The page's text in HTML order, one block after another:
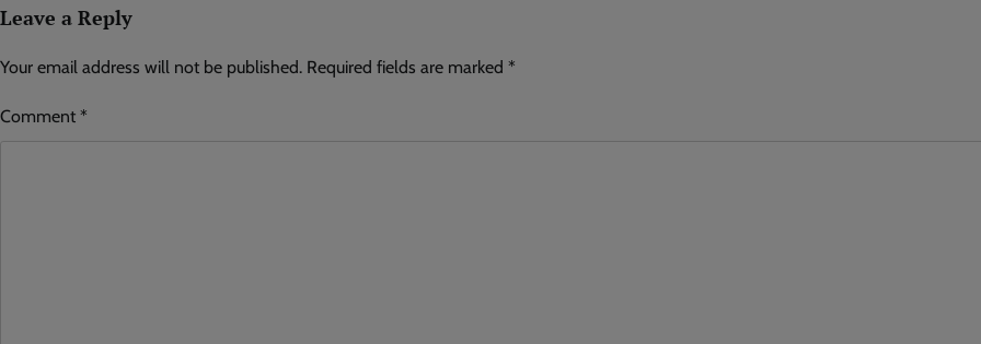
Leave a Reply
Your email address will not be published. Required fields are marked *
Comment *